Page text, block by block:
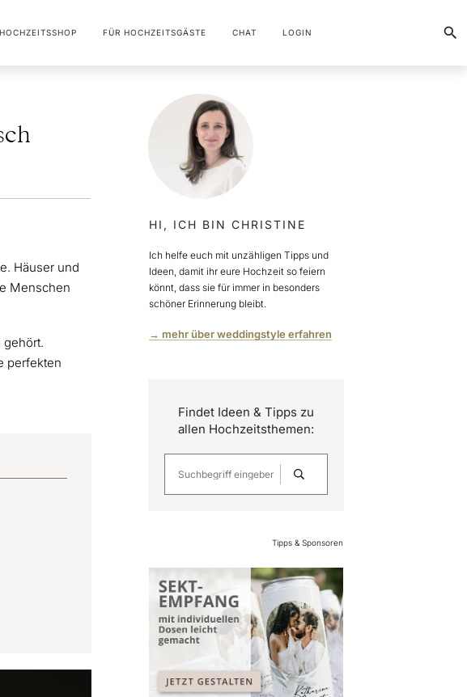
HOCHZEITSSHOP FÜR HOCHZEITSGÄSTE CHAT LOGIN
Häuser und
Menschen
gehört.
perfekten
HI, ICH BIN CHRISTINE
Ich helfe euch mit unzähligen Tipps und
Ideen, damit ihr eure Hochzeit so feiern
könnt, dass sie für immer in besonders
schöner Erinnerung bleibt.
→ mehr über weddingstyle erfahren
Findet Ideen & Tipps zu
allen Hochzeitsthemen:
Tipps & Sponsoren